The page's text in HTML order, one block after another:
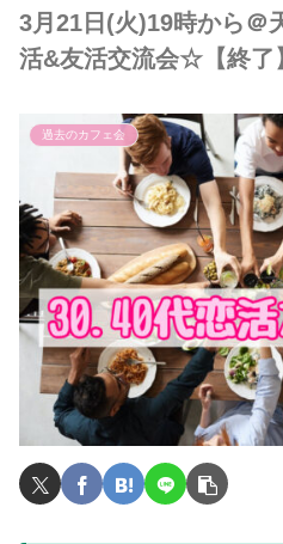
3月21日(火)19時から
活&友活交流会☆【終了
過去のカフェ会